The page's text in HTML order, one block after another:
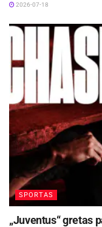
2026-07-18
SPORTAS
„Juventus“ gretas